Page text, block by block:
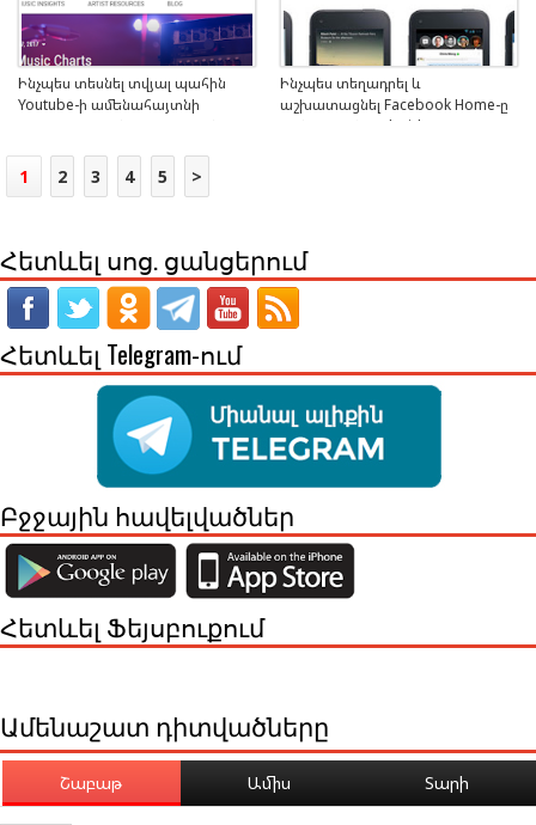
Ինչպես տեսնել տվյալ պահին
Youtube-ի ամենահայտնի
Ինչպես տեղադրել և
աշխատացնել Facebook Home-ը
ցանկացած Android 4.0+
1 2 3 4 5 >
Հետևել սոց. ցանցերում
Հետևել Telegram-ում
Բջջային հավելվածներ
Հետևել Ֆեյսբուքում
Ամենաշատ դիտվածները
Շաբաթ Ամիս Տարի